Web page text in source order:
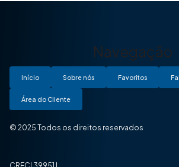
Navegação
Início Sobre nós Favoritos
Área do Cliente
© 2025 Todos os direitos reservados